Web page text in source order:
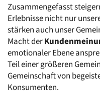
Zusammengefasst
Erlebnisse nicht nur
stärken auch unser
Macht der
emotionaler Ebene
Teil einer größeren
Gemeinschaft von
Konsumenten.